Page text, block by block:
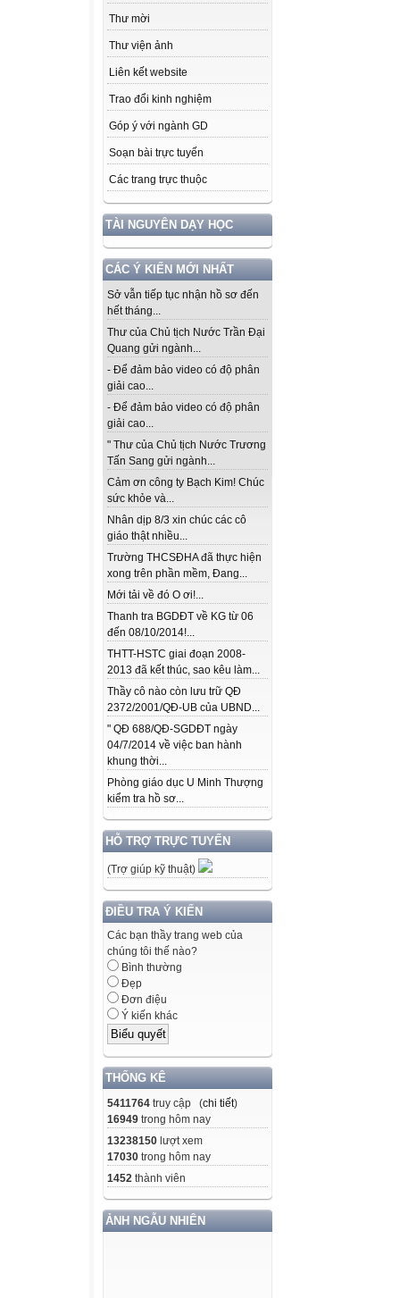
Thư mời
Thư viện ảnh
Liên kết website
Trao đổi kinh nghiệm
Góp ý với ngành GD
Soạn bài trực tuyến
Các trang trực thuộc
TÀI NGUYÊN DẠY HỌC
CÁC Ý KIẾN MỚI NHẤT
Sở vẫn tiếp tục nhận hồ sơ đến
hết tháng...
Thư của Chủ tịch Nước Trần Đại
Quang gửi ngành...
- Để đảm bảo video có độ phân
giải cao...
- Để đảm bảo video có độ phân
giải cao...
" Thư của Chủ tịch Nước Trương
Tấn Sang gửi ngành...
Cảm ơn công ty Bạch Kim! Chúc
sức khỏe và...
Nhân dịp 8/3 xin chúc các cô
giáo thật nhiều...
Trường THCSĐHA đã thực hiện
xong trên phần mềm, Đang...
Mới tải về đó O ơi!...
Thanh tra BGDĐT về KG từ 06
đến 08/10/2014!...
THTT-HSTC giai đoạn 2008-
2013 đã kết thúc, sao kêu làm...
Thầy cô nào còn lưu trữ QĐ
2372/2001/QĐ-UB của UBND...
" QĐ 688/QĐ-SGDĐT ngày
04/7/2014 về việc ban hành
khung thời...
Phòng giáo dục U Minh Thượng
kiểm tra hồ sơ...
HỖ TRỢ TRỰC TUYẾN
(Trợ giúp kỹ thuật)
ĐIỀU TRA Ý KIẾN
Các bạn thầy trang web của
chúng tôi thế nào?
Bình thường
Đẹp
Đơn điệu
Ý kiến khác
THỐNG KÊ
5411764 truy cập (chi tiết)
16949 trong hôm nay
13238150 lượt xem
17030 trong hôm nay
1452 thành viên
ẢNH NGẪU NHIÊN